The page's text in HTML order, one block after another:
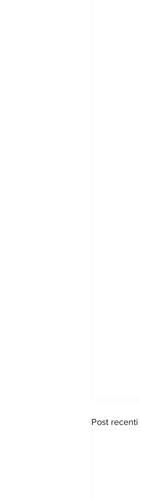
Post recenti